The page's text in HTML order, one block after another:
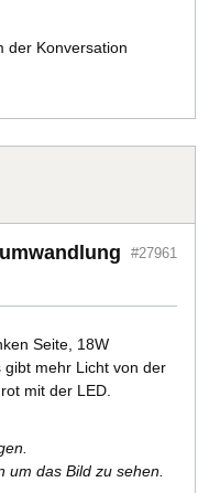
der Konversation
#27961
Seite, 18W
mehr Licht von der
mit der LED.
um das Bild zu sehen.